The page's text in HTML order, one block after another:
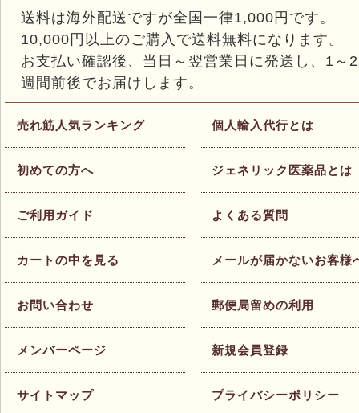
送料は海外配送ですが全国一律1,000円です。
10,000円以上のご購入で送料無料になります。
お支払い確認後、当日～翌営業日に発送し、1～2
週間前後でお届けします。
売れ筋人気ランキング
初めての方へ
ご利用ガイド
カートの中を見る
お問い合わせ
メンバーページ
サイトマップ
個人輸入代行とは
ジェネリック医薬品とは
よくある質問
メールが届かないお客様
郵便局留めの利用
新規会員登録
プライバシーポリシー